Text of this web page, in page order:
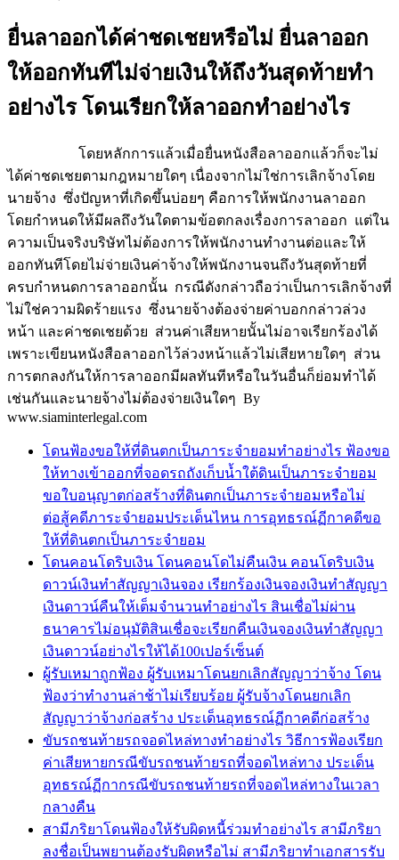
ยื่นลาออกได้ค่าชดเชยหรือไม่ ยื่นลาออก
ให้ออกทันทีไม่จ่ายเงินให้ถึงวันสุดท้ายทำ
อย่างไร โดนเรียกให้ลาออกทำอย่างไร
โดยหลักการแล้วเมื่อยื่นหนังสือลาออกแล้วก็จะไม่
ได้ค่าชดเชยตามกฎหมายใดๆ เนื่องจากไม่ใช่การเลิกจ้างโดย
นายจ้าง ซึ่งปัญหาที่เกิดขึ้นบ่อยๆ คือการให้พนักงานลาออก
โดยกำหนดให้มีผลถึงวันใดตามข้อตกลงเรื่องการลาออก แต่ใน
ความเป็นจริงบริษัทไม่ต้องการให้พนักงานทำงานต่อและให้
ออกทันทีโดยไม่จ่ายเงินค่าจ้างให้พนักงานจนถึงวันสุดท้ายที่
ครบกำหนดการลาออกนั้น กรณีดังกล่าวถือว่าเป็นการเลิกจ้างที่
ไม่ใช่ความผิดร้ายแรง ซึ่งนายจ้างต้องจ่ายค่าบอกกล่าวล่วง
หน้า และค่าชดเชยด้วย ส่วนค่าเสียหายนั้นไม่อาจเรียกร้องได้
เพราะเขียนหนังสือลาออกไว้ล่วงหน้าแล้วไม่เสียหายใดๆ ส่วน
การตกลงกันให้การลาออกมีผลทันทีหรือในวันอื่นก็ย่อมทำได้
เช่นกันและนายจ้างไม่ต้องจ่ายเงินใดๆ By
www.siaminterlegal.com
โดนฟ้องขอให้ที่ดินตกเป็นภาระจำยอมทำอย่างไร ฟ้องขอ
ให้ทางเข้าออกที่จอดรถถังเก็บน้ำใต้ดินเป็นภาระจำยอม
ขอใบอนุญาตก่อสร้างที่ดินตกเป็นภาระจำยอมหรือไม่
ต่อสู้คดีภาระจำยอมประเด็นไหน การอุทธรณ์ฏีกาคดีขอ
ให้ที่ดินตกเป็นภาระจำยอม
โดนคอนโดริบเงิน โดนคอนโดไม่คืนเงิน คอนโดริบเงิน
ดาวน์เงินทำสัญญาเงินจอง เรียกร้องเงินจองเงินทำสัญญา
เงินดาวน์คืนให้เต็มจำนวนทำอย่างไร สินเชื่อไม่ผ่าน
ธนาคารไม่อนุมัติสินเชื่อจะเรียกคืนเงินจองเงินทำสัญญา
เงินดาวน์อย่างไรให้ได้100เปอร์เซ็นต์
ผู้รับเหมาถูกฟ้อง ผู้รับเหมาโดนยกเลิกสัญญาว่าจ้าง โดน
ฟ้องว่าทำงานล่าช้าไม่เรียบร้อย ผู้รับจ้างโดนยกเลิก
สัญญาว่าจ้างก่อสร้าง ประเด็นอุทธรณ์ฏีกาคดีก่อสร้าง
ขับรถชนท้ายรถจอดไหล่ทางทำอย่างไร วิธีการฟ้องเรียก
ค่าเสียหายกรณีขับรถชนท้ายรถที่จอดไหล่ทาง ประเด็น
อุทธรณ์ฏีกากรณีขับรถชนท้ายรถที่จอดไหล่ทางในเวลา
กลางคืน
สามีภริยาโดนฟ้องให้รับผิดหนี้ร่วมทำอย่างไร สามีภริยา
ลงชื่อเป็นพยานต้องรับผิดหรือไม่ สามีภริยาทำเอกสารรับ